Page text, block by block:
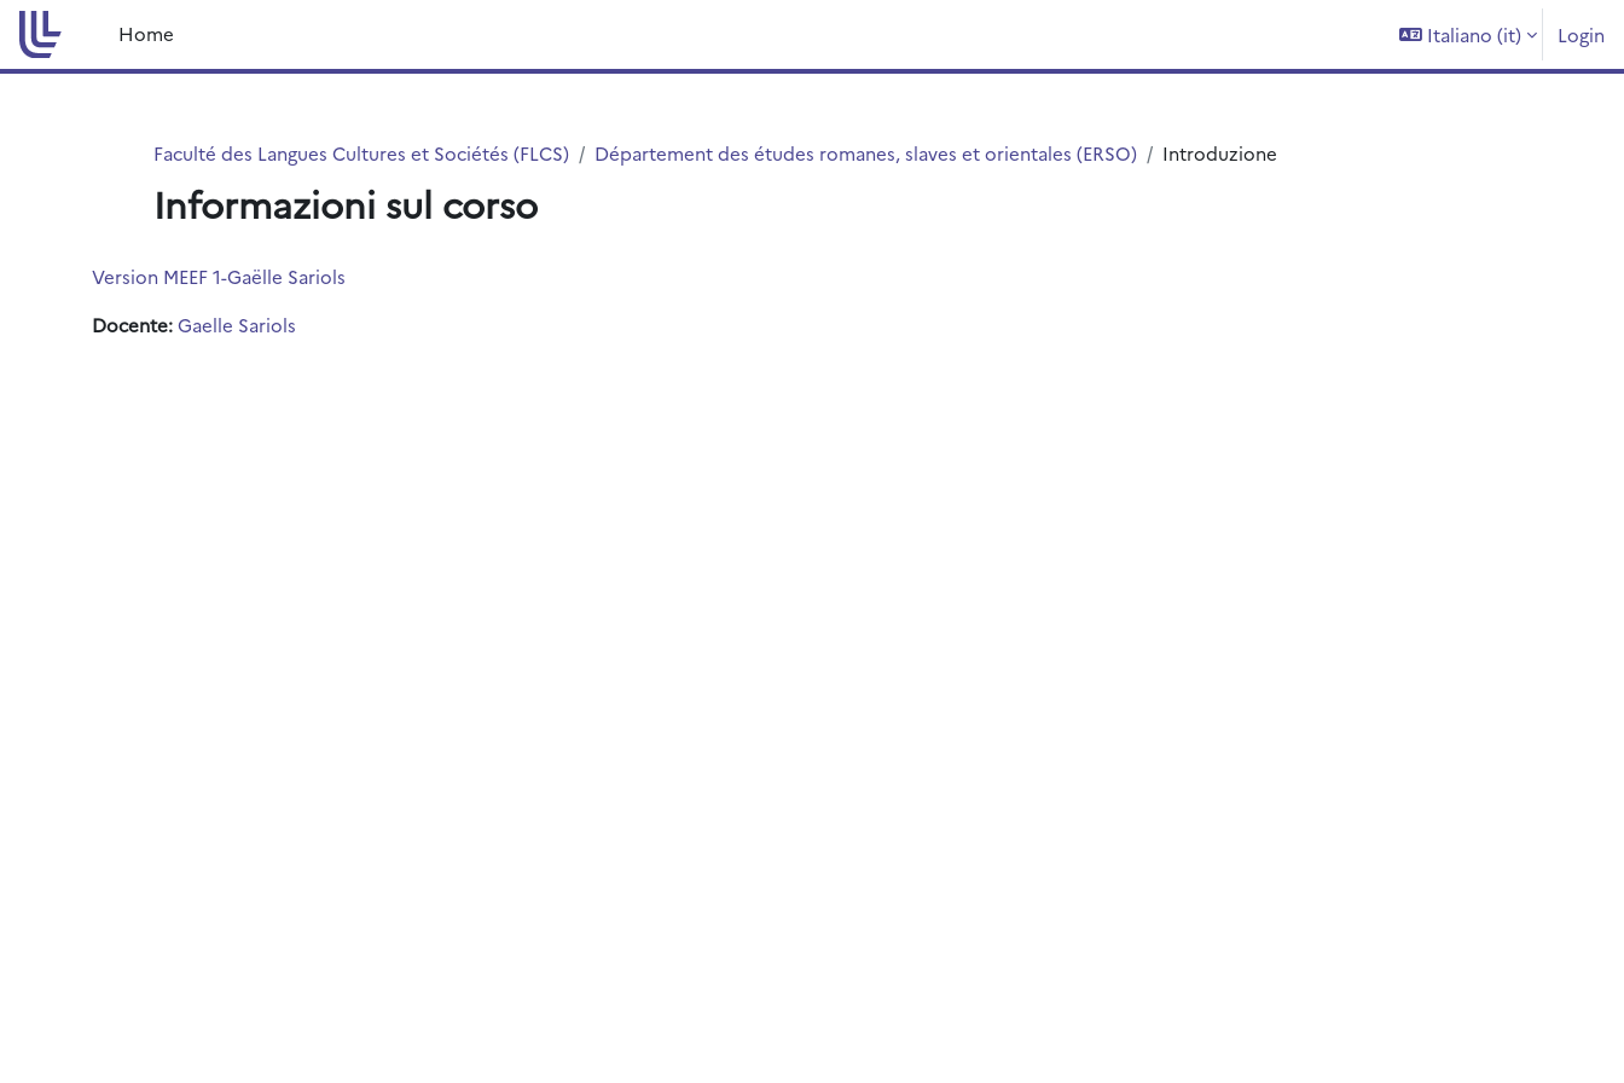
Vai al contenuto principale
Home
Italiano ‎(it)‎ Login
Faculté des Langues Cultures et Sociétés (FLCS) Département des études romanes, slaves et orientales (ERSO) Introduzione
Informazioni sul corso
Version MEEF 1-Gaëlle Sariols
Docente:Gaelle Sariols